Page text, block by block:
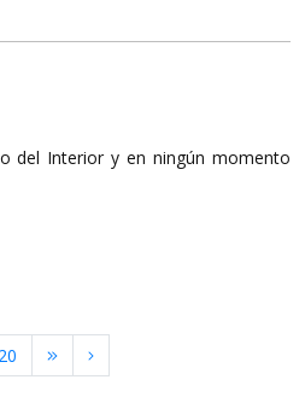
del Interior y en ningún momento
20